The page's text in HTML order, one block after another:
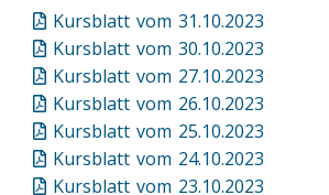
Kursblatt vom 31.10.2023
Kursblatt vom 30.10.2023
Kursblatt vom 27.10.2023
Kursblatt vom 26.10.2023
Kursblatt vom 25.10.2023
Kursblatt vom 24.10.2023
Kursblatt vom 23.10.2023